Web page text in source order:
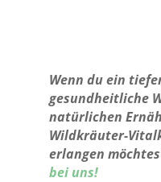
Wenn du ein
gesundheitliche
natürlichen
Wildkräuter-
erlangen
bei uns!